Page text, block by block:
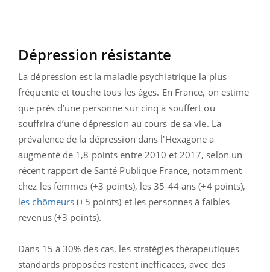
Dépression résistante
La dépression est la maladie psychiatrique la plus
fréquente et touche tous les âges. En France, on estime
que près d’une personne sur cinq a souffert ou
souffrira d’une dépression au cours de sa vie. La
prévalence de la dépression dans l'Hexagone a
augmenté de 1,8 points entre 2010 et 2017, selon un
récent rapport de Santé Publique France, notamment
chez les femmes (+3 points), les 35-44 ans (+4 points),
les chômeurs (+5 points) et les personnes à faibles
revenus (+3 points).
Dans 15 à 30% des cas, les stratégies thérapeutiques
standards proposées restent inefficaces, avec des